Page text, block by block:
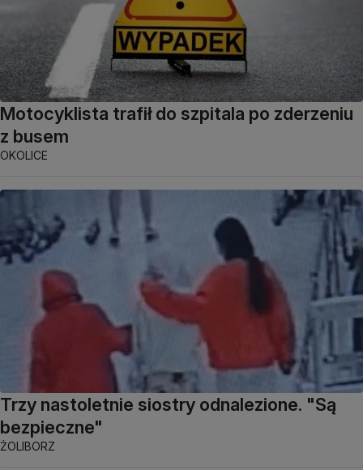
Motocyklista trafił do szpitala po zderzeniu
z busem
OKOLICE
Trzy nastoletnie siostry odnalezione. "Są
bezpieczne"
ŻOLIBORZ